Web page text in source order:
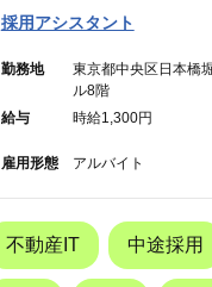
採用アシスタント
勤務地
東京都中央区日本橋
ル8階
給与
時給1,300円
雇用形態 アルバイト
不動産IT 中途採用